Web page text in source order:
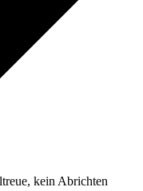
kein Abrichten